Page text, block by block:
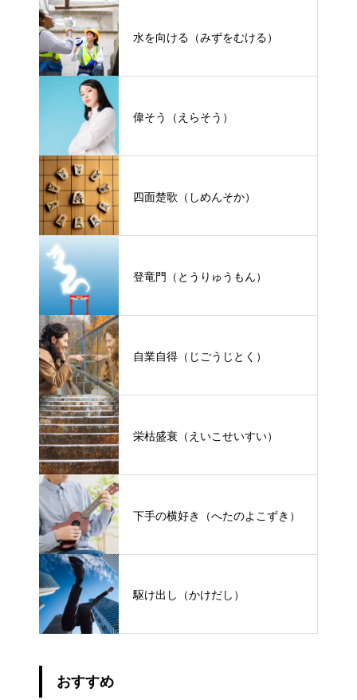
水を向ける（みずをむける）
偉そう（えらそう）
四面楚歌（しめんそか）
登竜門（とうりゅうもん）
自業自得（じごうじとく）
栄枯盛衰（えいこせいすい）
下手の横好き（へたのよこずき）
駆け出し（かけだし）
おすすめ